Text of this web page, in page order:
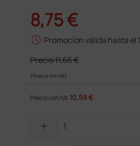
8,75 €
schedule Promoción válida hasta el
Precio11,66 €
(Precio sin IVA)
Precio con IVA 10,59 €
add